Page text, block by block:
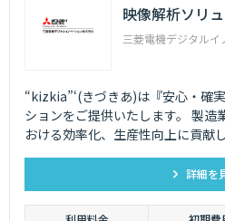
映像解析ソリ
三菱電機デジタル
“kizkia”‘(きづきあ)は『安心・確
ションをご提供いたします。 製造
おける効率化、生産性向上に貢献し
詳細を